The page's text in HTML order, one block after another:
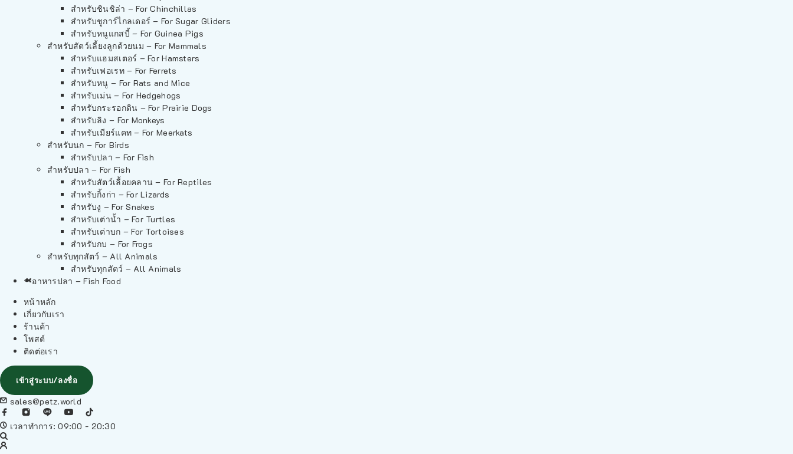
สำหรับชินชิล่า – For Chinchillas
สำหรับชูการ์ไกลเดอร์ – For Sugar Gliders
สำหรับหนูแกสบี้ – For Guinea Pigs
สำหรับสัตว์เลี้ยงลูกด้วยนม – For Mammals
สำหรับแฮมสเตอร์ – For Hamsters
สำหรับเฟอเรท – For Ferrets
สำหรับหนู – For Rats and Mice
สำหรับเม่น – For Hedgehogs
สำหรับกระรอกดิน – For Prairie Dogs
สำหรับลิง – For Monkeys
สำหรับเมียร์แคท – For Meerkats
สำหรับนก – For Birds
สำหรับปลา – For Fish
สำหรับปลา – For Fish
สำหรับสัตว์เลื้อยคลาน – For Reptiles
สำหรับกิ้งก่า – For Lizards
สำหรับงู – For Snakes
สำหรับเต่าน้ำ – For Turtles
สำหรับเต่าบก – For Tortoises
สำหรับกบ – For Frogs
สำหรับทุกสัตว์ – All Animals
สำหรับทุกสัตว์ – All Animals
อาหารปลา – Fish Food
หน้าหลัก
เกี่ยวกับเรา
ร้านค้า
โพสต์
ติดต่อเรา
เข้าสู่ระบบ/ลงชื่อ
sales@petz.world
เวลาทำการ: 09:00 - 20:30